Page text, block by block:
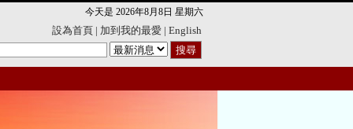
今天是 2026年8月8日 星期六
設為首頁 | 加到我的最愛 | English